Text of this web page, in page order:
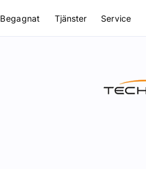
Begagnat Tjänster Service